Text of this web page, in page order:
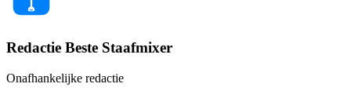
Redactie Beste Staafmixer
Onafhankelijke redactie